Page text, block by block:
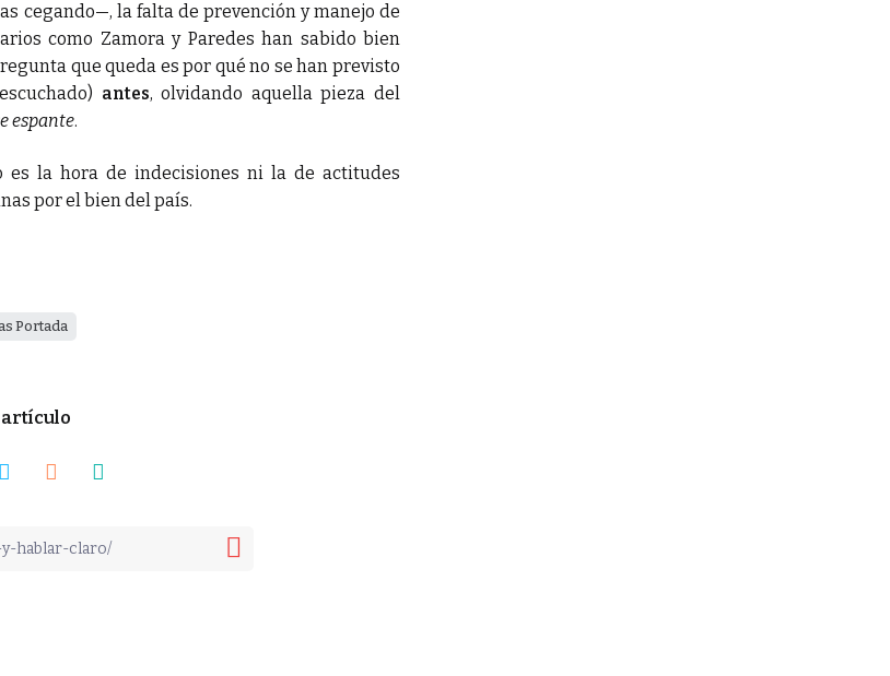
cegando—, la falta de prevención y manejo de
como Zamora y Paredes han sabido bien
que queda es por qué no se han previsto
antes, olvidando aquella pieza del
espante.
es la hora de indecisiones ni la de actitudes
por el bien del país.
Portada
artículo